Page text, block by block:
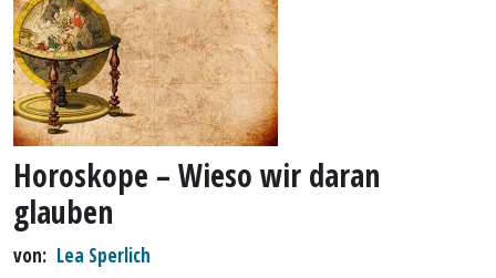
Horoskope – Wieso wir daran
glauben
von Lea Sperlich